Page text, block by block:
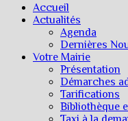
Accueil
Actualités
Agenda
Dernières
Votre Mairie
Présentation
Démarches
Tarifications
Bibliothèque